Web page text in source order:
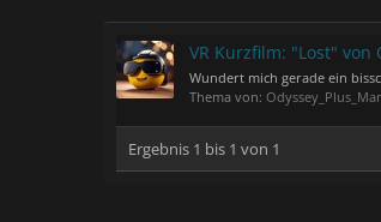
VR Kurzfilm: "Lost" von
Wundert mich gerade ein
Thema von:
Ergebnis 1 bis 1 von 1